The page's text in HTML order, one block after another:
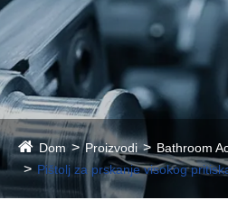
Dom Proizvodi
Bathroom
Pištolj za prskanje visokog